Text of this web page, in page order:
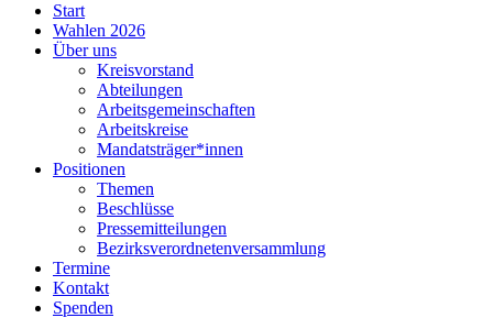
Start
Wahlen 2026
Über uns
Kreisvorstand
Abteilungen
Arbeitsgemeinschaften
Arbeitskreise
Mandatsträger*innen
Positionen
Themen
Beschlüsse
Pressemitteilungen
Bezirksverordnetenversammlung
Termine
Kontakt
Spenden